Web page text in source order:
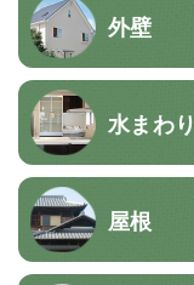
外壁
水まわり
屋根